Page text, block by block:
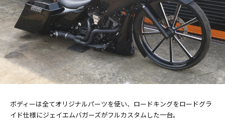
ボディーは全てオリジナルパーツを使い、ロードキングをロードグラ
イド仕様にジェイエムバガーズがフルカスタムした一台。